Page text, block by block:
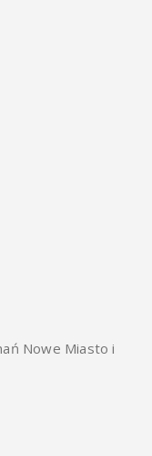
Nowe Miasto i